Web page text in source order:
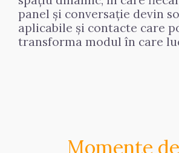
panel și conversație devin
aplicabile și contacte care
transforma modul în care
Momente